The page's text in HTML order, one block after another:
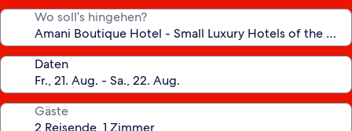
Wo soll’s hingehen?
Daten
Gäste